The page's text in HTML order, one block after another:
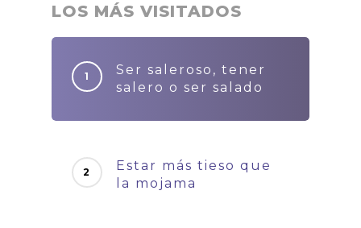
LOS MÁS VISITADOS
Ser saleroso, tener
salero o ser salado
Estar más tieso que
la mojama